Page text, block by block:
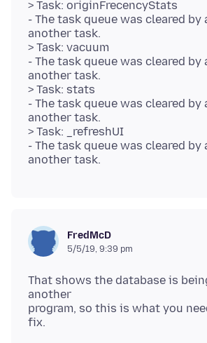
> Task: originFrecencyStats
- The task queue was cleared by
another task.
> Task: vacuum
- The task queue was cleared by
another task.
> Task: stats
- The task queue was cleared by
another task.
> Task: _refreshUI
- The task queue was cleared by
FredMcD
5/5/19, 9:39 pm
That shows the database is
another
program, so this is what you